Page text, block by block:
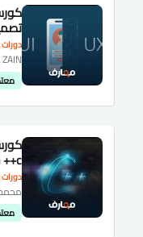
c++ شرح عربى للمبتدئيين